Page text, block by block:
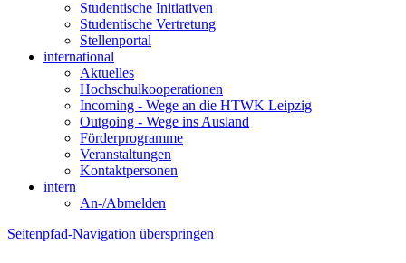
Studentische Initiativen
Studentische Vertretung
Stellenportal
international
Aktuelles
Hochschulkooperationen
Incoming - Wege an die HTWK Leipzig
Outgoing - Wege ins Ausland
Förderprogramme
Veranstaltungen
Kontaktpersonen
intern
An-/Abmelden
Seitenpfad-Navigation überspringen